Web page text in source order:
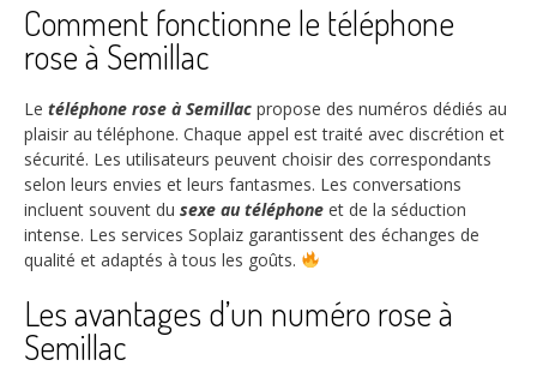
Comment fonctionne le téléphone
rose à Semillac
Le téléphone rose à Semillac propose des numéros dédiés au
plaisir au téléphone. Chaque appel est traité avec discrétion et
sécurité. Les utilisateurs peuvent choisir des correspondants
selon leurs envies et leurs fantasmes. Les conversations
incluent souvent du sexe au téléphone et de la séduction
intense. Les services Soplaiz garantissent des échanges de
qualité et adaptés à tous les goûts.
Les avantages d’un numéro rose à
Semillac